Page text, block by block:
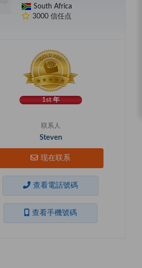
South Africa
3000 信任点
1st 年
联系人
Steven
现在联系
查看電話號碼
查看手機號碼